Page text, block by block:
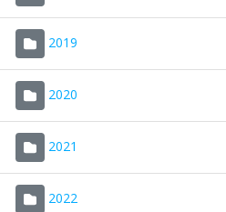
2019
2020
2021
2022